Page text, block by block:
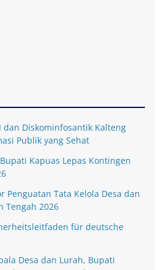
dan Diskominfosantik Kalteng
Publik yang Sehat
Kapuas Lepas Kontingen
Penguatan Tata Kelola Desa dan
Tengah 2026
für deutsche
Desa dan Lurah, Bupati